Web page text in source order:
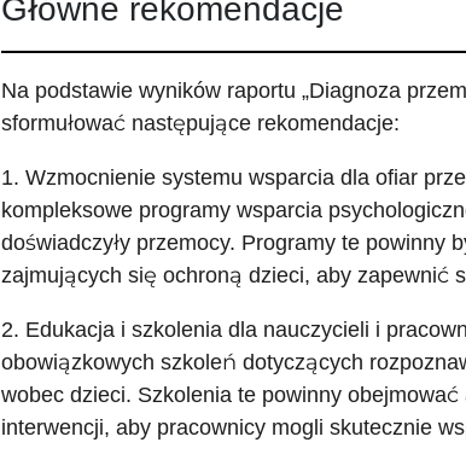
Główne rekomendacje
Na podstawie wyników raportu „Diagnoza
sformułować następujące rekomendacje:
1. Wzmocnienie systemu wsparcia dla ofiar
kompleksowe programy wsparcia
doświadczyły przemocy. Programy te powinny
zajmujących się ochroną dzieci, aby zapewnić
2. Edukacja i szkolenia dla nauczycieli i
obowiązkowych szkoleń dotyczących
wobec dzieci. Szkolenia te powinny
interwencji, aby pracownicy mogli skutecznie